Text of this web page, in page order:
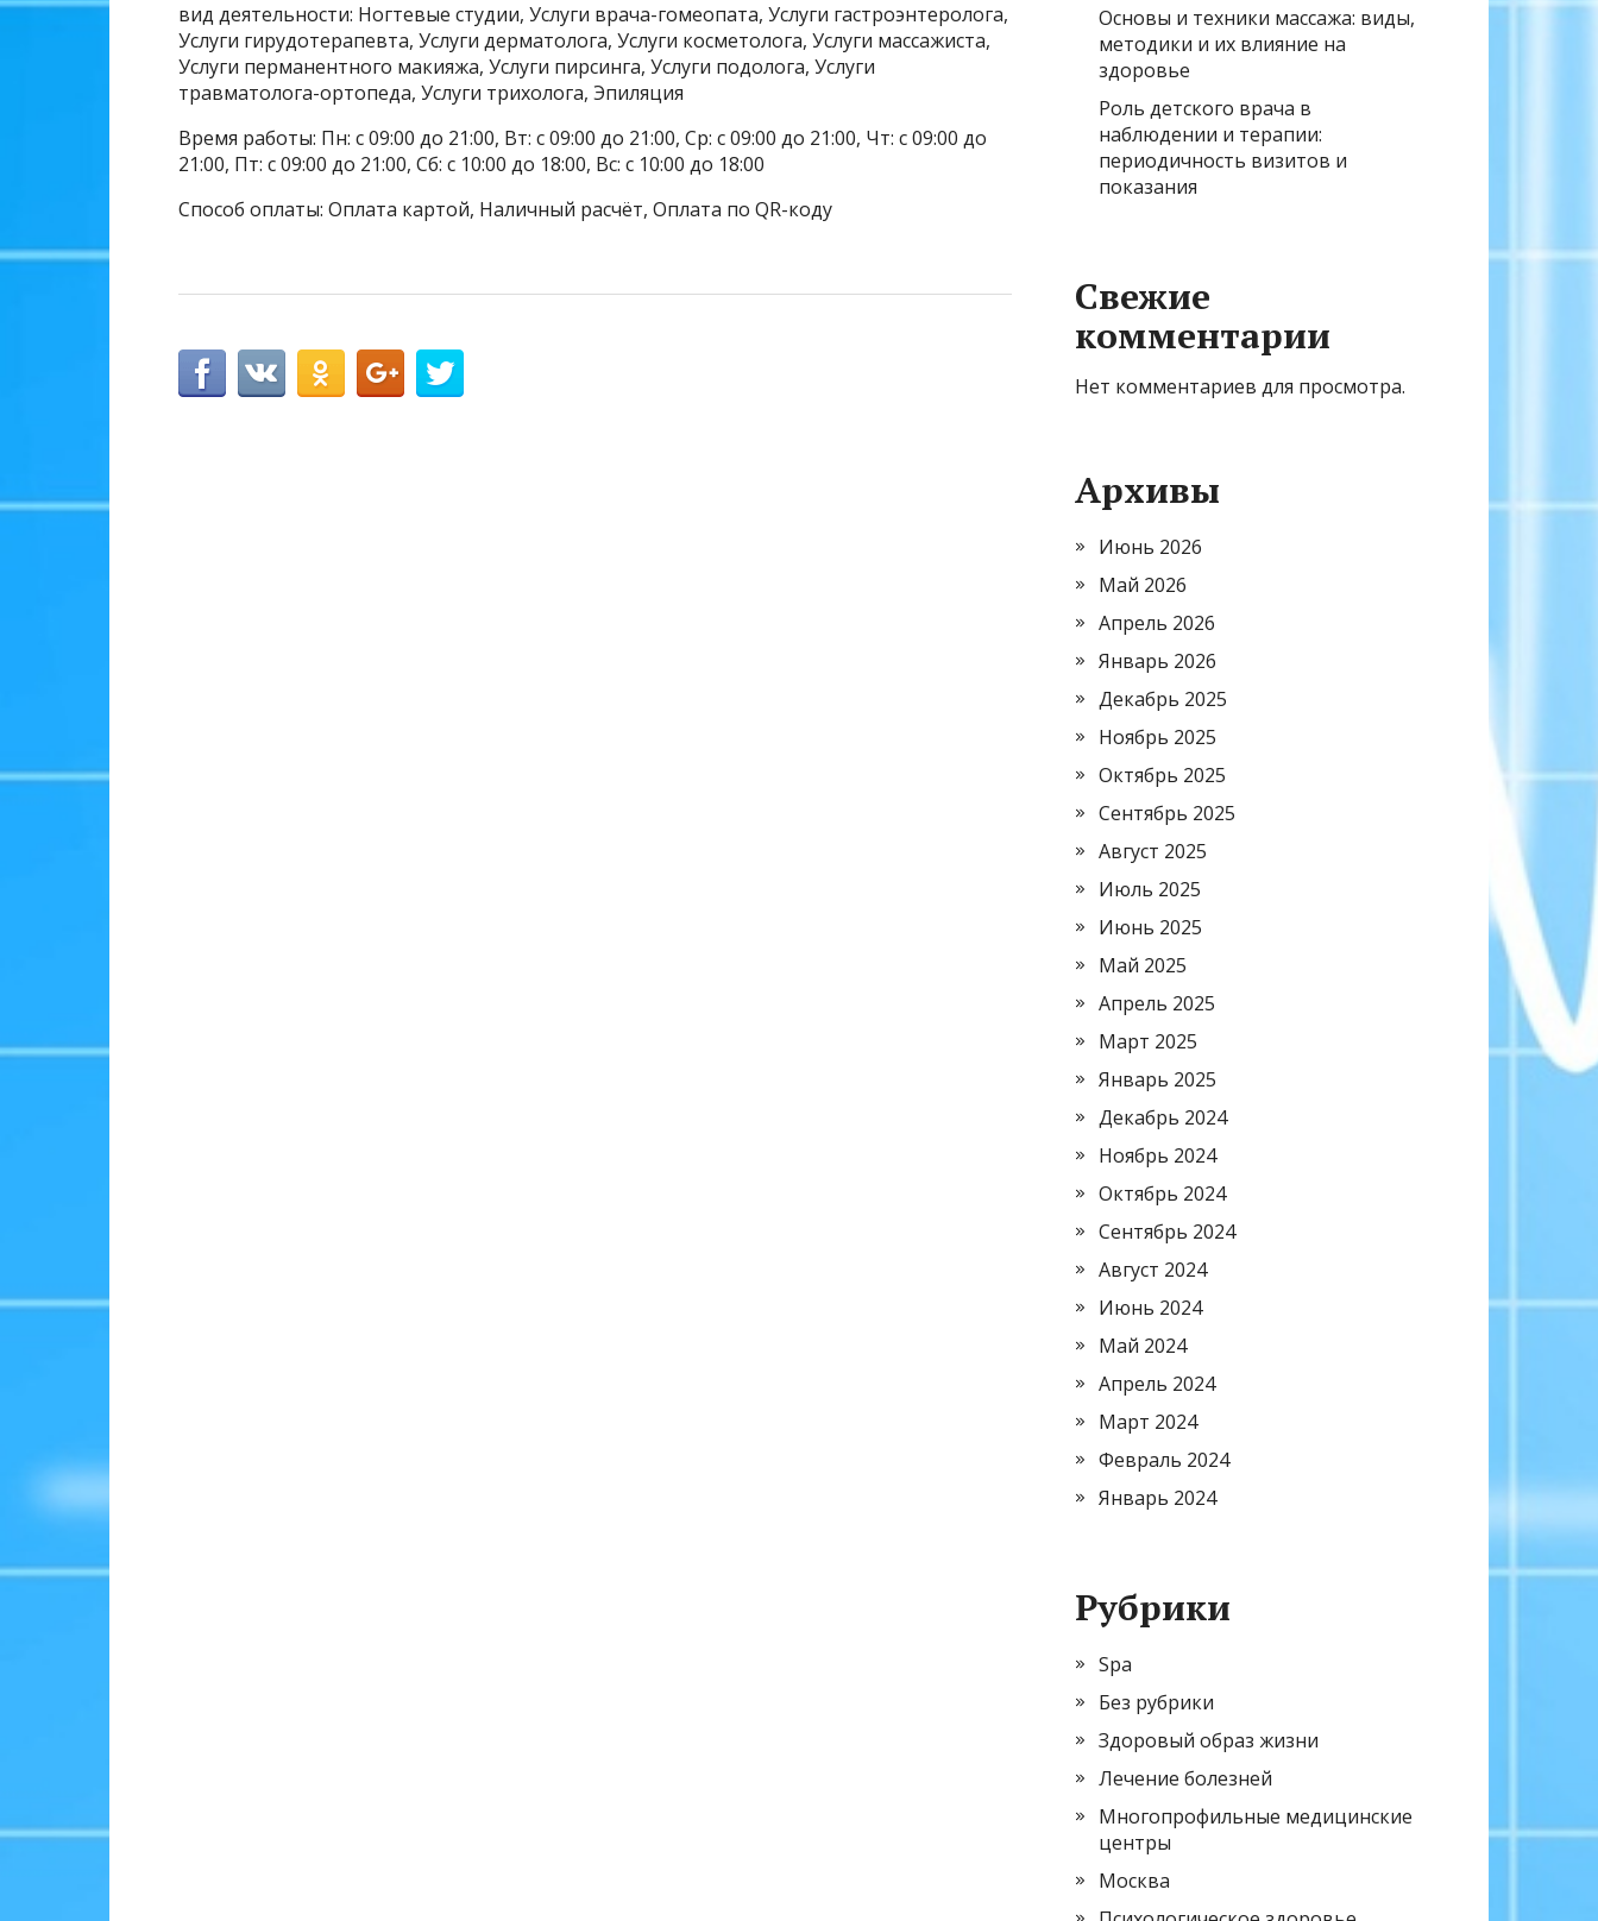
вид деятельности: Ногтевые студии, Услуги врача-гомеопата, Услуги гастроэнтеролога,
Услуги гирудотерапевта, Услуги дерматолога, Услуги косметолога, Услуги массажиста,
Услуги перманентного макияжа, Услуги пирсинга, Услуги подолога, Услуги
травматолога-ортопеда, Услуги трихолога, Эпиляция
Время работы: Пн: с 09:00 до 21:00, Вт: с 09:00 до 21:00, Ср: с 09:00 до 21:00, Чт: с 09:00 до
21:00, Пт: с 09:00 до 21:00, Сб: с 10:00 до 18:00, Вс: с 10:00 до 18:00
Способ оплаты: Оплата картой, Наличный расчёт, Оплата по QR-коду
Основы и техники массажа: виды,
методики и их влияние на
здоровье
Роль детского врача в
наблюдении и терапии:
периодичность визитов и
показания
Свежие
комментарии
Нет комментариев для просмотра.
Архивы
Июнь 2026
Май 2026
Апрель 2026
Январь 2026
Декабрь 2025
Ноябрь 2025
Октябрь 2025
Сентябрь 2025
Август 2025
Июль 2025
Июнь 2025
Май 2025
Апрель 2025
Март 2025
Январь 2025
Декабрь 2024
Ноябрь 2024
Октябрь 2024
Сентябрь 2024
Август 2024
Июнь 2024
Май 2024
Апрель 2024
Март 2024
Февраль 2024
Январь 2024
Рубрики
Spa
Без рубрики
Здоровый образ жизни
Лечение болезней
Многопрофильные медицинские
центры
Москва